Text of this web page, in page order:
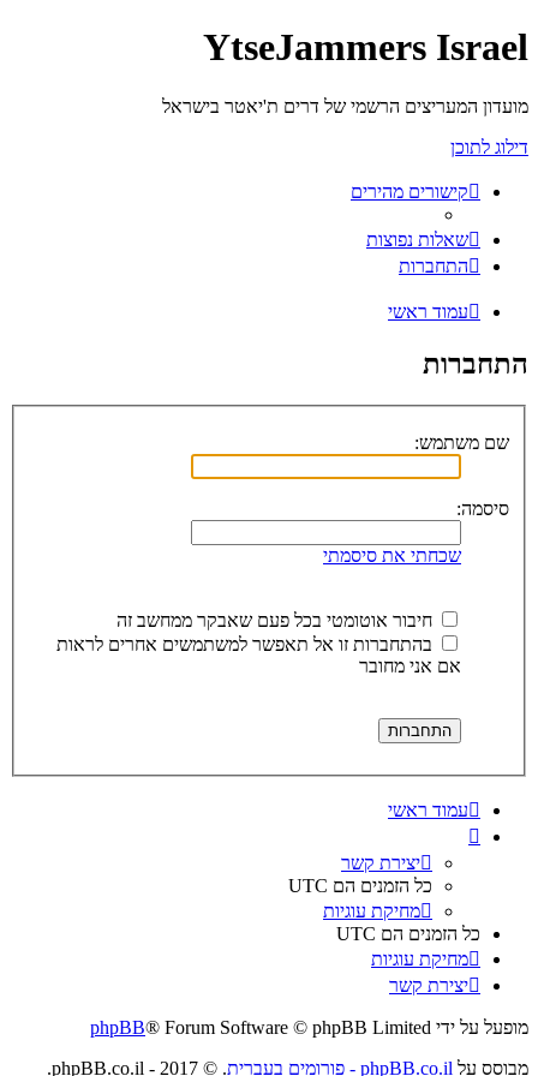
YtseJammers Israel
מועדון המעריצים הרשמי של דרים ת'יאטר בישראל
דילוג לתוכן
קישורים מהירים
שאלות נפוצות
התחברות
עמוד ראשי
התחברות
שם משתמש:
סיסמה:
שכחתי את סיסמתי
חיבור אוטומטי בכל פעם שאבקר ממחשב זה
בהתחברות זו אל תאפשר למשתמשים אחרים לראות
אם אני מחובר
עמוד ראשי
יצירת קשר
כל הזמנים הם UTC
מחיקת עוגיות
כל הזמנים הם UTC
מחיקת עוגיות
יצירת קשר
מופעל על ידי phpBB® Forum Software © phpBB Limited
מבוסס על phpBB.co.il - פורומים בעברית . © 2017 - phpBB.co.il.